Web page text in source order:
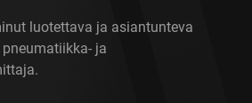
luotettava ja asiantunteva
ja